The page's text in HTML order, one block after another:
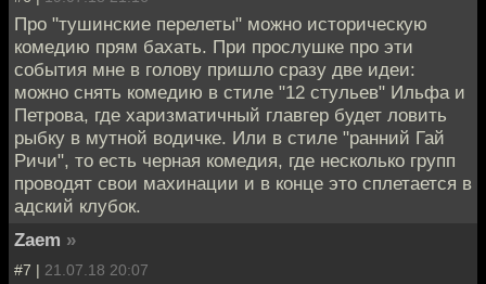
Про "тушинские перелеты" можно историческую
комедию прям бахать. При прослушке про эти
события мне в голову пришло сразу две идеи:
можно снять комедию в стиле "12 стульев" Ильфа и
Петрова, где харизматичный главгер будет ловить
рыбку в мутной водичке. Или в стиле "ранний Гай
Ричи", то есть черная комедия, где несколько групп
проводят свои махинации и в конце это сплетается в
адский клубок.
Zaem »
#7 | 21.07.18 20:07